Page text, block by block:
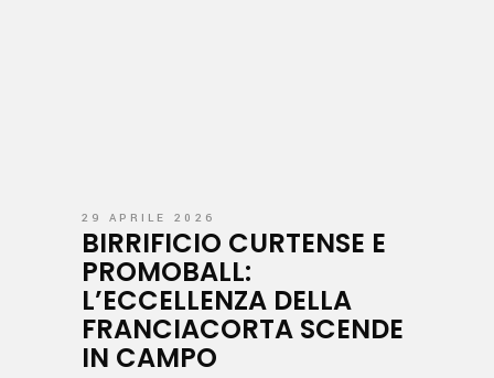
29 APRILE 2026
BIRRIFICIO CURTENSE E
PROMOBALL:
L’ECCELLENZA DELLA
FRANCIACORTA SCENDE
IN CAMPO